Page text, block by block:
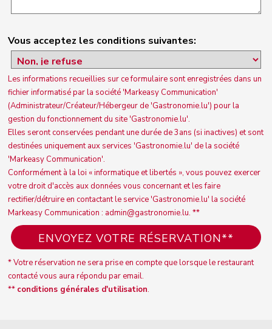
Vous acceptez les conditions suivantes:
Les informations recueillies sur ce formulaire sont enregistrées dans un
fichier informatisé par la société 'Markeasy Communication'
(Administrateur/Créateur/Hébergeur de 'Gastronomie.lu') pour la
gestion du fonctionnement du site 'Gastronomie.lu'.
Elles seront conservées pendant une durée de 3ans (si inactives) et sont
destinées uniquement aux services 'Gastronomie.lu' de la société
'Markeasy Communication'.
Conformément à la loi « informatique et libertés », vous pouvez exercer
votre droit d'accès aux données vous concernant et les faire
rectifier/détruire en contactant le service 'Gastronomie.lu' la société
Markeasy Communication : admin@gastronomie.lu. **
* Votre réservation ne sera prise en compte que lorsque le restaurant
contacté vous aura répondu par email.
** conditions générales d'utilisation.